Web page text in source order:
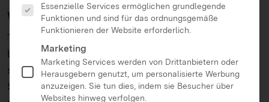
Was ist Twitch?
Twitch ist eine Streaming-Plattform. Streaming
bedeutet, dass jeder, der einen internetfähigen PC
sowie eine Webcam besitzt, auf Twitch auf
Sendung gehen kann. Vor allem Jugendliche, die
Essenzielle Services ermöglichen grundlegende
Funktionen und sind für das ordnungsgemäße
Funktionieren der Website erforderlich.
Marketing
Marketing Services werden von Drittanbietern oder
Herausgebern genutzt, um personalisierte Werbung
anzuzeigen. Sie tun dies, indem sie Besucher über
Websites hinweg verfolgen.